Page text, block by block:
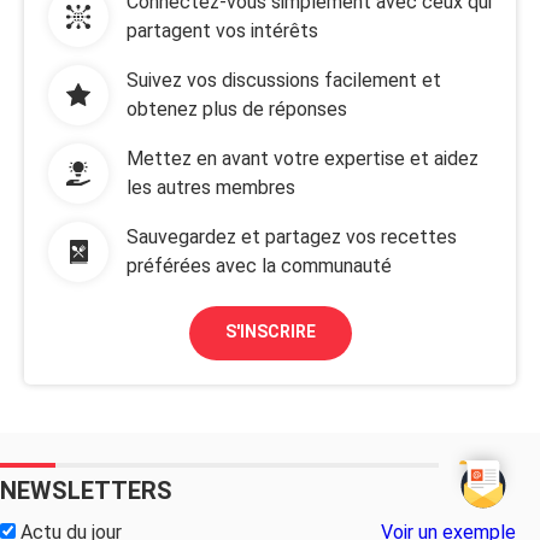
grosse douleur en moi.
C'est la femme de ma vie, si vous avez une idée ou des
jaimerais la retrouvé a mes coter merci a tous jattend vos
opinions
partagent vos intérêts
Suivez vos discussions facilement et
obtenez plus de réponses
Mettez en avant votre expertise et aidez
les autres membres
Sauvegardez et partagez vos recettes
préférées avec la communauté
S'INSCRIRE
NEWSLETTERS
Actu du jour Voir un exemple